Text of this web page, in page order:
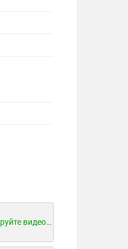
Periscope — транслируйте видео в реальном времени!